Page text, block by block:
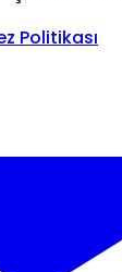
Politikası